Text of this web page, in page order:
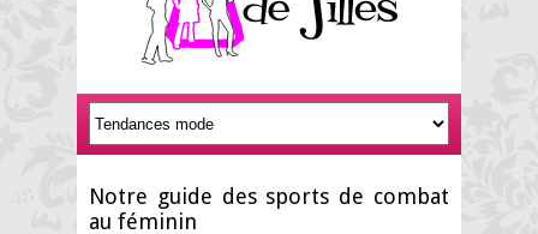
Notre guide des sports de combat
au féminin